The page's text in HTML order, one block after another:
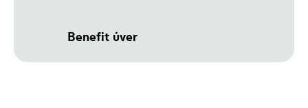
Benefit úver